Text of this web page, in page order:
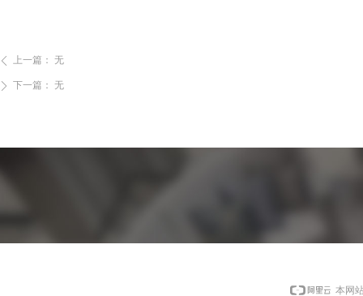
ꄴ 上一篇： 无
ꄲ 下一篇： 无
本网